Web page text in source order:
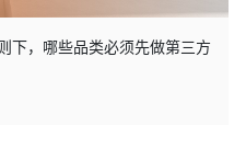
下，哪些品类必须先做第三方